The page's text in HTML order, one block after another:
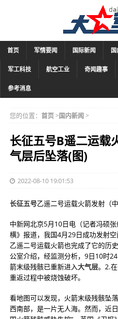
首页 军情要闻 国际新闻
军工科技 航空工业 奇闻趣事
参考消息
您的位置： 首页>国内新闻>
长征五号B遥二运载
气层后坠落(图)
2022-08-10 19:01:53
长征五号乙遥二号运载火箭发射（
中新网北京5月10日电（记者冯硕
横》报道，我国4月29日成功发射
乙遥二号运载火箭也完成了它的历
公室介绍，经监测分析，9日10时
箭末级残骸已重新进入大气层。2.
重返过程中被烧蚀破坏。
看地图可以发现，火箭末级残骸坠
西南部，是一片无人海。然而，近